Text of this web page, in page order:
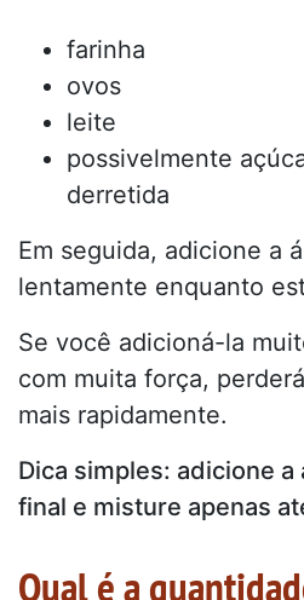
farinha
ovos
leite
possivelmente
derretida
Em seguida, adicione a
lentamente enquanto
Se você adicioná-la
com muita força,
mais rapidamente.
Dica simples: adicione a
final e misture apenas
Qual é a